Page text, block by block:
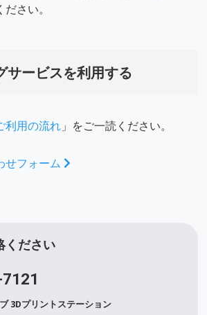
さい。
サービスを利用する
利用の流れ 」をご一読ください。
せフォーム
ください
3Dプリントステーション